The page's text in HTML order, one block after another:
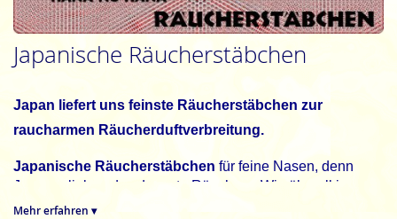
Japanische Räucherstäbchen
Japan liefert uns feinste Räucherstäbchen zur
raucharmen Räucherduftverbreitung.
Japanische Räucherstäbchen für feine Nasen, denn
Japaner lieben das dezente Räuchern. Wie überall in
Asien finden sich auch in Japan Räucherstäbchen wieder.
Mehr erfahren ▾